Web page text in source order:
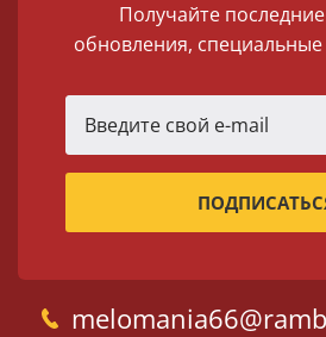
Получайте
обновления,